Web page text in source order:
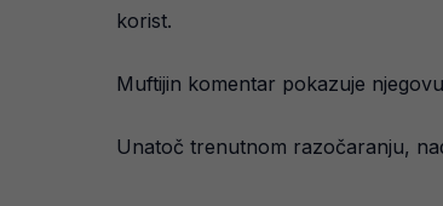
korist.
Muftijin komentar pokazuje
Unatoč trenutnom razočaranju,